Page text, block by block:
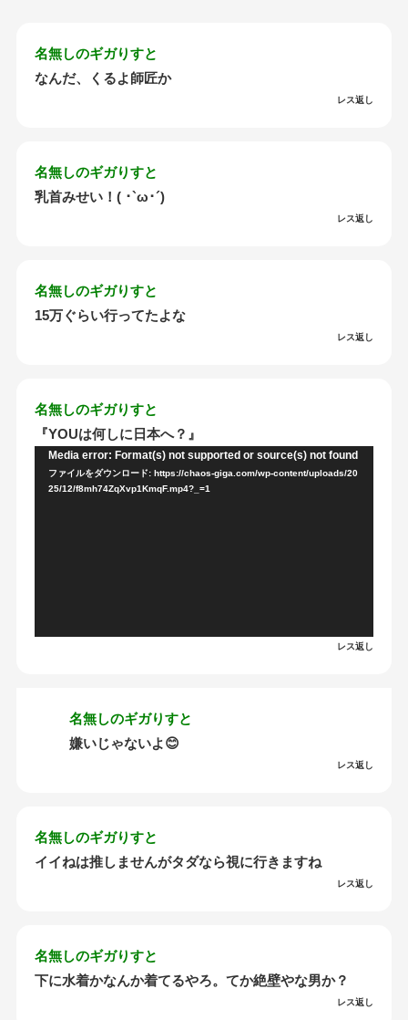
名無しのギガりすと
なんだ、くるよ師匠か
レス返し
名無しのギガりすと
乳首みせい！( ･`ω･´)
レス返し
名無しのギガりすと
15万ぐらい行ってたよな
レス返し
名無しのギガりすと
『YOUは何しに日本へ？』
Media error: Format(s) not supported or source(s) not found
ファイルをダウンロード: https://chaos-giga.com/wp-content/uploads/20
25/12/f8mh74ZqXvp1KmqF.mp4?_=1
レス返し
名無しのギガりすと
嫌いじゃないよ😊
レス返し
名無しのギガりすと
イイねは推しませんがタダなら視に行きますね
レス返し
名無しのギガりすと
下に水着かなんか着てるやろ。てか絶壁やな男か？
レス返し